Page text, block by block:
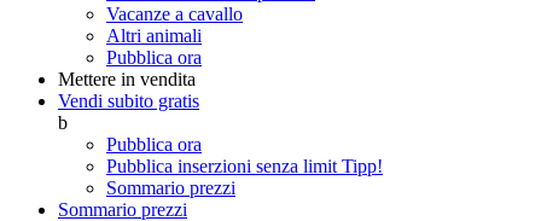
Vacanze a cavallo
Altri animali
Pubblica ora
Mettere in vendita
Vendi subito gratis
b
Pubblica ora
Pubblica inserzioni senza limit Tipp!
Sommario prezzi
Sommario prezzi